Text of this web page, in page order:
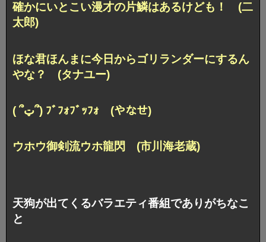
確かにいとこい漫才の片鱗はあるけども！ (二
太郎)
ほな君ほんまに今日からゴリランダーにするん
やな？ (タナユー)
( ՞ټ՞) ﾌﾞﾌｫﾌﾞｯﾌｫ (やなせ)
ウホウ御剣流ウホ龍閃 (市川海老蔵)
天狗が出てくるバラエティ番組でありがちなこ
と